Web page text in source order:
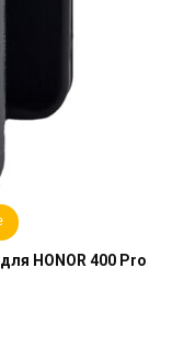
HONOR 400 Pro